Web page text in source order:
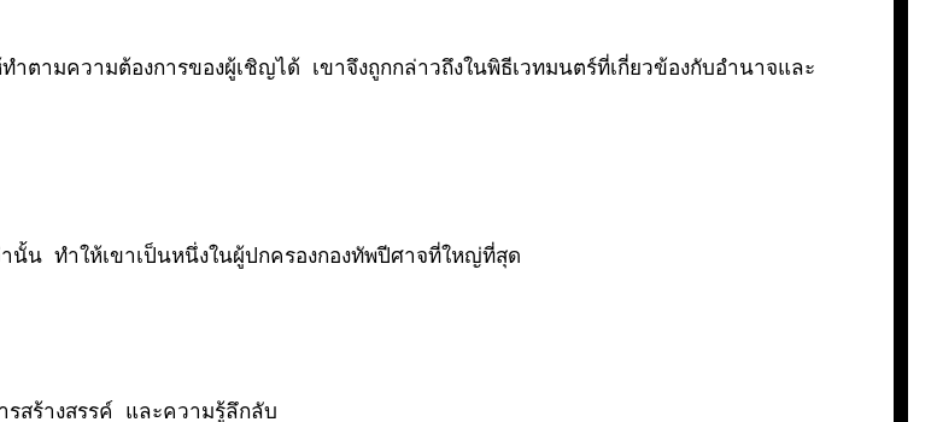
มความต้องการของผู้เชิญได้ เขาจึงถูกกล่าวถึงในพิธีเวทมนตร์ที่เกี่ยวข้องกับอำนาจและ
ทำให้เขาเป็นหนึ่งในผู้ปกครองกองทัพปีศาจที่ใหญ่ที่สุด
สร้างสรรค์ และความรู้ลึกลับ